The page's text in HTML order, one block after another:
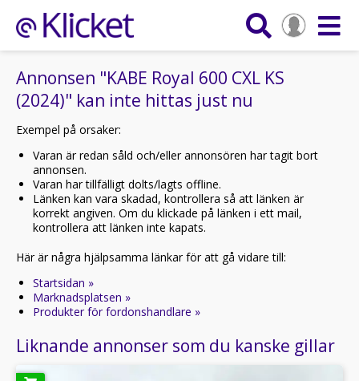
Annonsen "KABE Royal 600 CXL KS
(2024)" kan inte hittas just nu
Exempel på orsaker:
Varan är redan såld och/eller annonsören har tagit bort
annonsen.
Varan har tillfälligt dolts/lagts offline.
Länken kan vara skadad, kontrollera så att länken är
korrekt angiven. Om du klickade på länken i ett mail,
kontrollera att länken inte kapats.
Här är några hjälpsamma länkar för att gå vidare till:
Startsidan »
Marknadsplatsen »
Produkter för fordonshandlare »
Liknande annonser som du kanske gillar